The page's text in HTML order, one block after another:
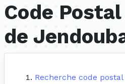
Code
de
Recherche code postal